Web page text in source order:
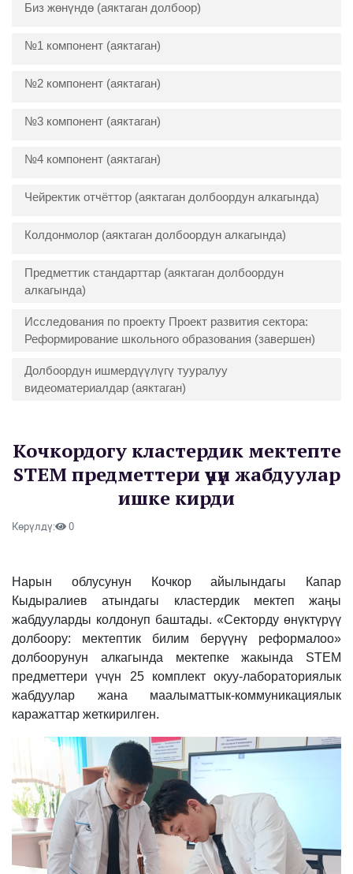
Биз жөнүндө (аяктаган долбоор)
№1 компонент (аяктаган)
№2 компонент (аяктаган)
№3 компонент (аяктаган)
№4 компонент (аяктаган)
Чейректик отчёттор (аяктаган долбоордун алкагында)
Колдонмолор (аяктаган долбоордун алкагында)
Предметтик стандарттар (аяктаган долбоордун
алкагында)
Исследования по проекту Проект развития сектора:
Реформирование школьного образования (завершен)
Долбоордун ишмердүүлүгү тууралуу
видеоматериалдар (аяктаган)
Кочкордогу кластердик мектепте
STEM предметтери үчүн жабдуулар
ишке кирди
Көрүлдү: 0
Нарын облусунун Кочкор айылындагы Капар
Кыдыралиев атындагы кластердик мектеп жаңы
жабдууларды колдонуп баштады. «Секторду өнүктүрүү
долбоору: мектептик билим берүүнү реформалоо»
долбоорунун алкагында мектепке жакында STEM
предметтери үчүн 25 комплект окуу-лабораториялык
жабдуулар жана маалыматтык-коммуникациялык
каражаттар жеткирилген.